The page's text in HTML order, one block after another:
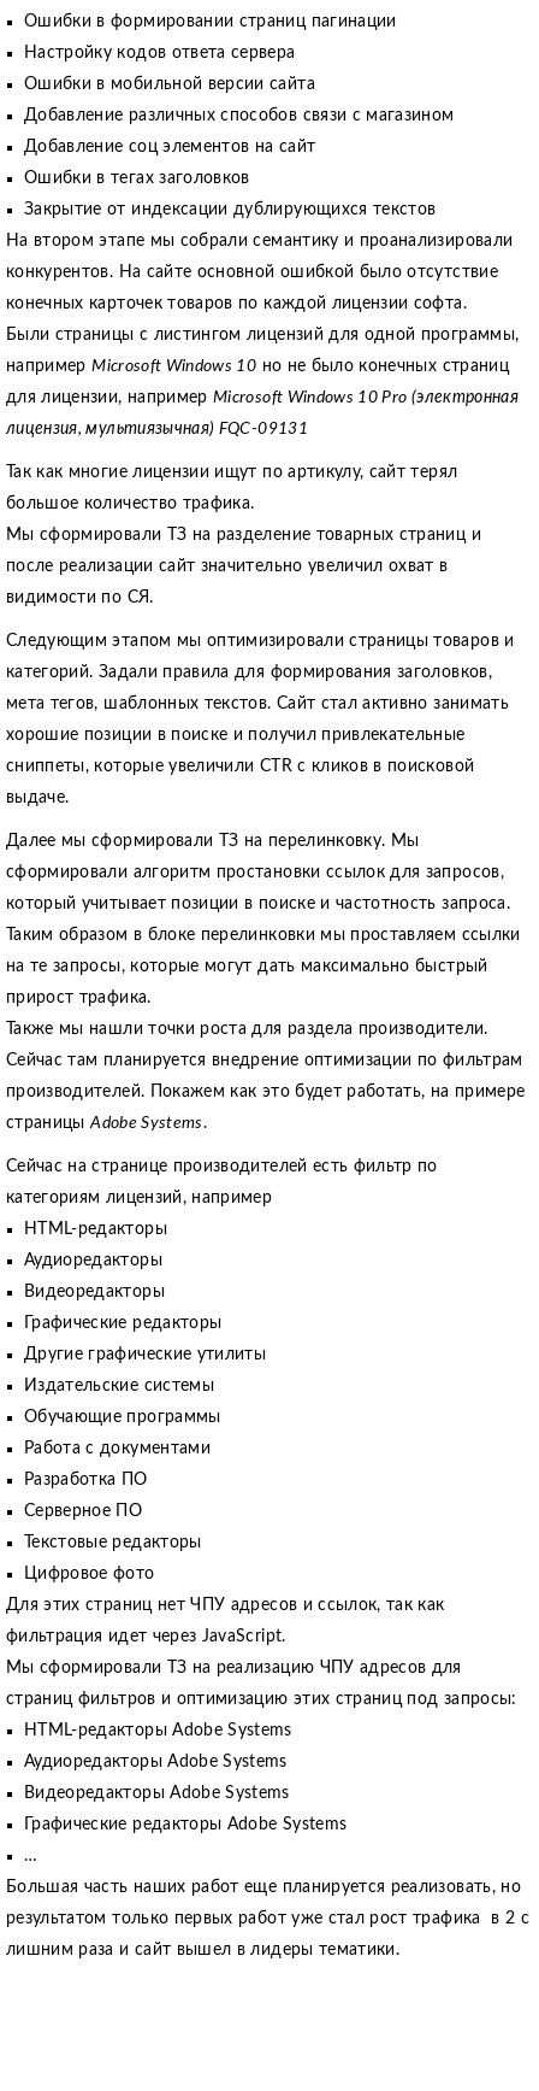
Ошибки в формировании страниц пагинации
Настройку кодов ответа сервера
Ошибки в мобильной версии сайта
Добавление различных способов связи с магазином
Добавление соц элементов на сайт
Ошибки в тегах заголовков
Закрытие от индексации дублирующихся текстов
На втором этапе мы собрали семантику и проанализировали
конкурентов. На сайте основной ошибкой было отсутствие
конечных карточек товаров по каждой лицензии софта.
Были страницы с листингом лицензий для одной программы,
напримерMicrosoft Windows 10 но не было конечных страниц
для лицензии, напримерMicrosoft Windows 10 Pro (электронная
лицензия, мультиязычная) FQC-09131
Так как многие лицензии ищут по артикулу, сайт терял
большое количество трафика.
Мы сформировали ТЗ на разделение товарных страниц и
после реализации сайт значительно увеличил охват в
видимости по СЯ.
Следующим этапом мы оптимизировали страницы товаров и
категорий. Задали правила для формирования заголовков,
мета тегов, шаблонных текстов. Сайт стал активно занимать
хорошие позиции в поиске и получил привлекательные
сниппеты, которые увеличили CTR с кликов в поисковой
выдаче.
Далее мы сформировали ТЗ на перелинковку. Мы
сформировали алгоритм простановки ссылок для запросов,
который учитывает позиции в поиске и частотность запроса.
Таким образом в блоке перелинковки мы проставляем ссылки
на те запросы, которые могут дать максимально быстрый
прирост трафика.
Также мы нашли точки роста для раздела производители.
Сейчас там планируется внедрение оптимизации по фильтрам
производителей. Покажем как это будет работать, на примере
страницыAdobe Systems.
Сейчас на странице производителей есть фильтр по
категориям лицензий, например
HTML-редакторы
Аудиоредакторы
Видеоредакторы
Графические редакторы
Другие графические утилиты
Издательские системы
Обучающие программы
Работа с документами
Разработка ПО
Серверное ПО
Текстовые редакторы
Цифровое фото
Для этих страниц нет ЧПУ адресов и ссылок, так как
фильтрация идет через JavaScript.
Мы сформировали ТЗ на реализацию ЧПУ адресов для
страниц фильтров и оптимизацию этих страниц под запросы:
HTML-редакторы Adobe Systems
Аудиоредакторы Adobe Systems
Видеоредакторы Adobe Systems
Графические редакторы Adobe Systems
…
Большая часть наших работ еще планируется реализовать, но
результатом только первых работ уже стал рост трафика в 2 с
лишним раза и сайт вышел в лидеры тематики.